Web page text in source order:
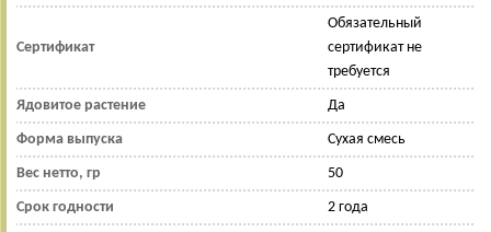
Сертификат
Обязательный
сертификат не
требуется
Ядовитое растение Да
Форма выпуска Сухая смесь
Вес нетто, гр 50
Срок годности 2 года